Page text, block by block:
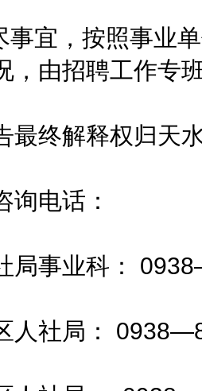
，按照事业单
，由招聘工作专
终解释权归天水
电话：
事业科：
社局：